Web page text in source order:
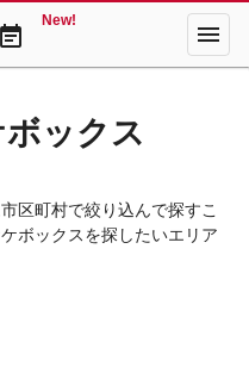
event_note
New! menu
ックス
区町村で絞り込んで探すこ
ボックスを探したいエリア